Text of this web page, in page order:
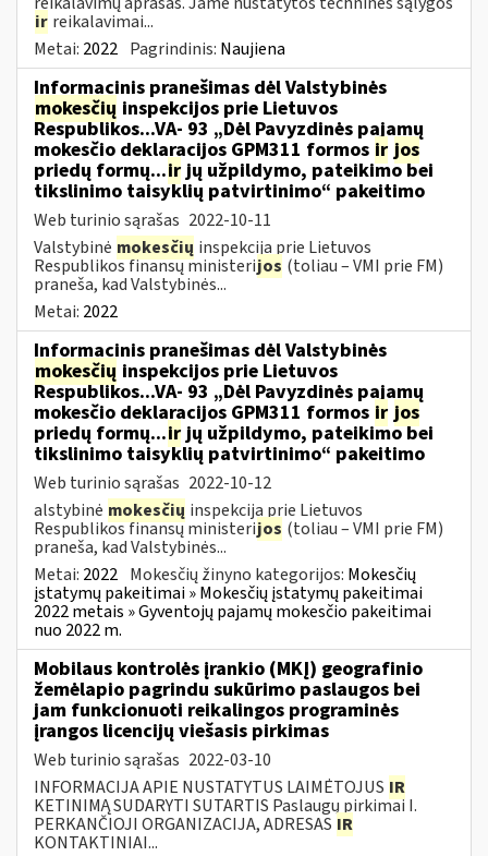
ir reikalavimai...
Metai: 2022 Pagrindinis: Naujiena
Informacinis pranešimas dėl Valstybinės
mokesčių inspekcijos prie Lietuvos
Respublikos...VA- 93 „Dėl Pavyzdinės pajamų
mokesčio deklaracijos GPM311 formos ir jos
priedų formų...irjų užpildymo, pateikimo bei
tikslinimo taisyklių patvirtinimo“ pakeitimo
Web turinio sąrašas 2022-10-11
Valstybinė mokesčių inspekcija prie Lietuvos
Respublikos finansų ministerijos (toliau – VMI prie FM)
praneša, kad Valstybinės...
Metai: 2022
Informacinis pranešimas dėl Valstybinės
mokesčių inspekcijos prie Lietuvos
Respublikos...VA- 93 „Dėl Pavyzdinės pajamų
mokesčio deklaracijos GPM311 formos ir jos
priedų formų...irjų užpildymo, pateikimo bei
tikslinimo taisyklių patvirtinimo“ pakeitimo
Web turinio sąrašas 2022-10-12
alstybinė mokesčių inspekcija prie Lietuvos
Respublikos finansų ministerijos (toliau – VMI prie FM)
praneša, kad Valstybinės...
Metai: 2022 Mokesčių žinyno kategorijos: Mokesčių
įstatymų pakeitimai » Mokesčių įstatymų pakeitimai
2022 metais » Gyventojų pajamų mokesčio pakeitimai
nuo 2022 m.
Mobilaus kontrolės įrankio (MKĮ) geografinio
žemėlapio pagrindu sukūrimo paslaugos bei
jam funkcionuoti reikalingos programinės
įrangos licencijų viešasis pirkimas
Web turinio sąrašas 2022-03-10
INFORMACIJA APIE NUSTATYTUS LAIMĖTOJUS IR
KETINIMĄ SUDARYTI SUTARTIS Paslaugų pirkimai I.
PERKANČIOJI ORGANIZACIJA, ADRESAS IR
KONTAKTINIAI...